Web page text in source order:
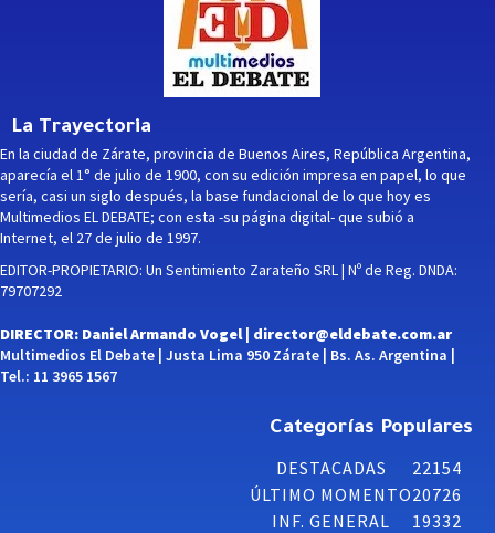
La Trayectoria
En la ciudad de Zárate, provincia de Buenos Aires, República Argentina,
aparecía el 1° de julio de 1900, con su edición impresa en papel, lo que
sería, casi un siglo después, la base fundacional de lo que hoy es
Multimedios EL DEBATE; con esta -su página digital- que subió a
Internet, el 27 de julio de 1997.
EDITOR-PROPIETARIO: Un Sentimiento Zarateño SRL | Nº de Reg. DNDA:
79707292
DIRECTOR: Daniel Armando Vogel | director@eldebate.com.ar
Multimedios El Debate | Justa Lima 950 Zárate | Bs. As. Argentina |
Tel.: 11 3965 1567
Categorías Populares
DESTACADAS
22154
ÚLTIMO MOMENTO20726
INF. GENERAL
19332